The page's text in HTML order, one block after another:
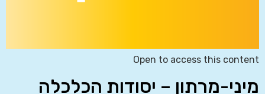
Open to access this content
מיני-מרתון – יסודות הכלכלה